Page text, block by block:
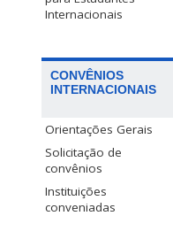
Internacionais
CONVÊNIOS
INTERNACIONAIS
Orientações Gerais
Solicitação de
convênios
Instituições
conveniadas